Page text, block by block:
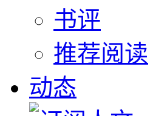
书评
推荐阅读
动态